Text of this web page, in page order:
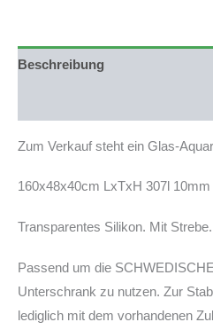
Malm
31555)
Beschreibung
Zum Verkauf steht ein Glas-
160x48x40cm LxTxH 307l
Transparentes Silikon. Mit Strebe.
Passend um die
Unterschrank zu nutzen. Zur
lediglich mit dem vorhandenen